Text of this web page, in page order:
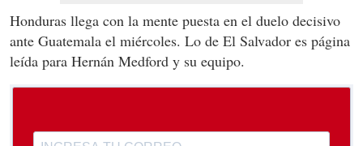
Honduras llega con la mente puesta en el duelo decisivo
ante Guatemala el miércoles. Lo de El Salvador es página
leída para Hernán Medford y su equipo.